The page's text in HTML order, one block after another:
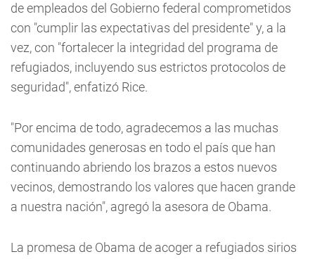
de empleados del Gobierno federal comprometidos
con "cumplir las expectativas del presidente" y, a la
vez, con "fortalecer la integridad del programa de
refugiados, incluyendo sus estrictos protocolos de
seguridad", enfatizó Rice.
"Por encima de todo, agradecemos a las muchas
comunidades generosas en todo el país que han
continuando abriendo los brazos a estos nuevos
vecinos, demostrando los valores que hacen grande
a nuestra nación", agregó la asesora de Obama.
La promesa de Obama de acoger a refugiados sirios